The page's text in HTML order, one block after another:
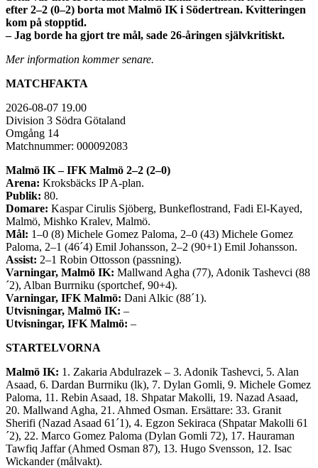
efter 2–2 (0–2) borta mot Malmö IK i Södertrean. Kvitteringen
kom på stopptid.
– Jag borde ha gjort tre mål, sade 26-åringen självkritiskt.
Mer information kommer senare.
MATCHFAKTA
2026-08-07 19.00
Division 3 Södra Götaland
Omgång 14
Matchnummer: 000092083
Malmö IK – IFK Malmö 2–2 (2–0)
Arena: Kroksbäcks IP A-plan.
Publik: 80.
Domare: Kaspar Cirulis Sjöberg, Bunkeflostrand, Fadi El-Kayed,
Malmö, Mishko Kralev, Malmö.
Mål: 1–0 (8) Michele Gomez Paloma, 2–0 (43) Michele Gomez
Paloma, 2–1 (46´4) Emil Johansson, 2–2 (90+1) Emil Johansson.
Assist: 2–1 Robin Ottosson (passning).
Varningar, Malmö IK: Mallwand Agha (77), Adonik Tashevci (88
´2), Alban Burrniku (sportchef, 90+4).
Varningar, IFK Malmö: Dani Alkic (88´1).
Utvisningar, Malmö IK: –
Utvisningar, IFK Malmö: –
STARTELVORNA
Malmö IK: 1. Zakaria Abdulrazek – 3. Adonik Tashevci, 5. Alan
Asaad, 6. Dardan Burrniku (lk), 7. Dylan Gomli, 9. Michele Gomez
Paloma, 11. Rebin Asaad, 18. Shpatar Makolli, 19. Nazad Asaad,
20. Mallwand Agha, 21. Ahmed Osman. Ersättare: 33. Granit
Sherifi (Nazad Asaad 61´1), 4. Egzon Sekiraca (Shpatar Makolli 61
´2), 22. Marco Gomez Paloma (Dylan Gomli 72), 17. Hauraman
Tawfiq Jaffar (Ahmed Osman 87), 13. Hugo Svensson, 12. Isac
Wickander (målvakt).